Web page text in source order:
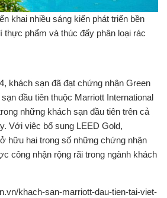
khai nhiều sáng kiến phát triển bền
thực phẩm và thúc đẩy phân loại rác
khách sạn đã đạt chứng nhận Green
đầu tiên thuộc Marriott International
những khách sạn đầu tiên trên cả
Với việc bổ sung LEED Gold,
hữu hai trong số những chứng nhận
công nhận rộng rãi trong ngành khách
khach-san-marriott-dau-tien-tai-viet-